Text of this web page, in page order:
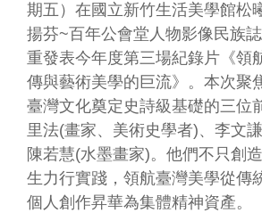
藝
文
資
訊
務
專
區
期五）在國立新竹生活美學館松
揚芬~百年公會堂人物影像民族
重發表今年度第三場紀錄片《領
傳與藝術美學的巨流》。本次聚
臺灣文化奠定史詩級基礎的三位
里法(畫家、美術史學者)、李文
陳若慧(水墨畫家)。他們不只創
生力行實踐，領航臺灣美學從傳
個人創作昇華為集體精神資產。